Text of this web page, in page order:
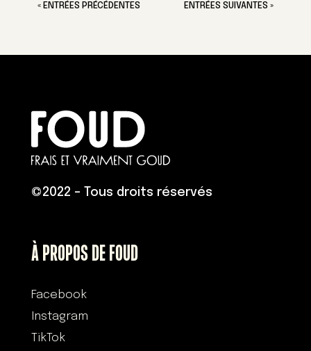
« ENTRÉES PRÉCÉDENTES ENTRÉES SUIVANTES »
©2022 – Tous droits réservés
À PROPOS DE FOUD
Facebook
Instagram
TikTok